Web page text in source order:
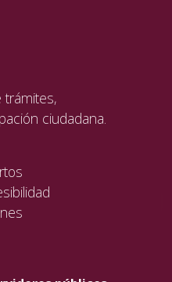
trámites,
ciudadana.